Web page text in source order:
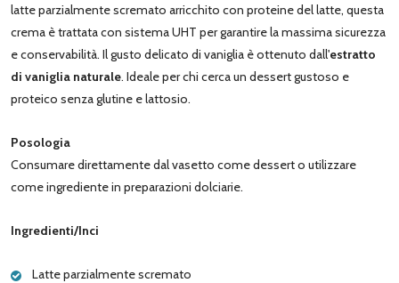
latte parzialmente scremato arricchito con proteine del latte, questa
crema è trattata con sistema UHT per garantire la massima sicurezza
e conservabilità. Il gusto delicato di vaniglia è ottenuto dall'estratto
di vaniglia naturale. Ideale per chi cerca un dessert gustoso e
proteico senza glutine e lattosio.
Posologia
Consumare direttamente dal vasetto come dessert o utilizzare
come ingrediente in preparazioni dolciarie.
Ingredienti/Inci
Latte parzialmente scremato